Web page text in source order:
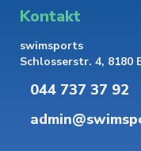
Kontakt
swimsports
Schlosserstr. 4, 8180
044 737 37 92